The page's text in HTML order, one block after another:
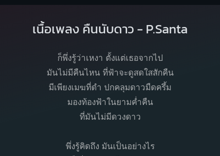
เนื้อเพลง คืนนับดาว - P.Santa
ก็พึ่ง​รู้​ว่า​เหงา​ ตั้งแต่​เธอจากไป​
มันไม่มีคืนไหน​ ที่ฟ้าจะดูสดใสสักคืน
มีเพียงเมฆที่ดำ​ ปกคลุม​ดาวมืดครึ้ม​
มองท้องฟ้าในยามค่ำคืน
ที่มันไม่มีดวงดาว
พึ่ง​รู้​คิดถึง ​มันเป็​นอย่างไร